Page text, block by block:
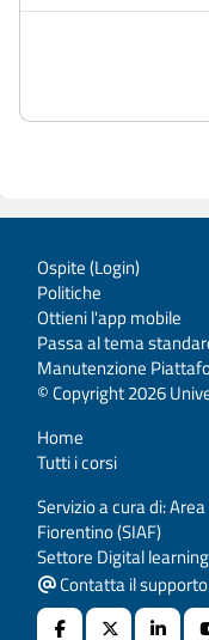
Ospite (Login)
Politiche
Ottieni l'app mobile
Passa al tema
Manutenzione
© Copyright 2026
Home
Tutti i corsi
Servizio a cura di:
Fiorentino (SIAF)
Settore Digital learning
Contatta il supporto